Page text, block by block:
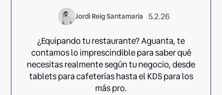
Jordi Reig Santamaria 5.2.26
¿Equipando tu restaurante? Aguanta, te
contamos lo imprescindible para saber qué
necesitas realmente según tu negocio, desde
tablets para cafeterías hasta el KDS para los
más pro.